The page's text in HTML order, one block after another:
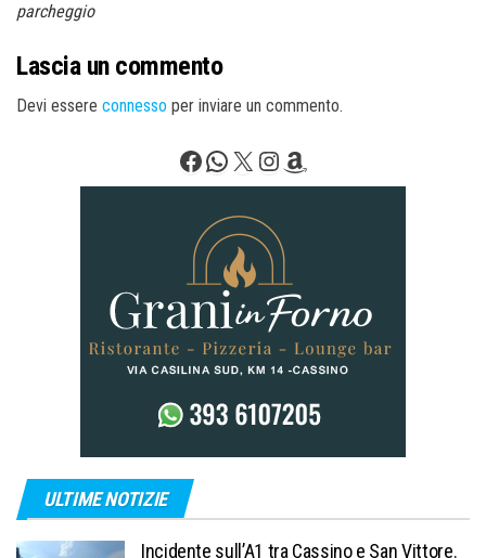
parcheggio
Lascia un commento
Devi essere connesso per inviare un commento.
Facebook
WhatsApp
X Instagram
Amazon
ULTIME NOTIZIE
Incidente sull’A1 tra Cassino e San Vittore.